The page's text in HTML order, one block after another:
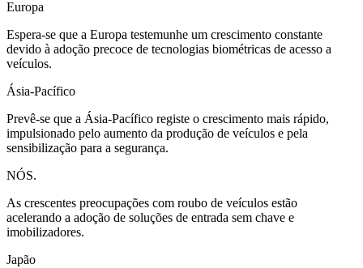
Europa
Espera-se que a Europa testemunhe um crescimento constante
devido à adoção precoce de tecnologias biométricas de acesso a
veículos.
Ásia-Pacífico
Prevê-se que a Ásia-Pacífico registe o crescimento mais rápido,
impulsionado pelo aumento da produção de veículos e pela
sensibilização para a segurança.
NÓS.
As crescentes preocupações com roubo de veículos estão
acelerando a adoção de soluções de entrada sem chave e
imobilizadores.
Japão